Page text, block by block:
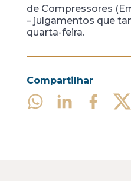
de Compressores
– julgamentos que
quarta-feira.
Compartilhar